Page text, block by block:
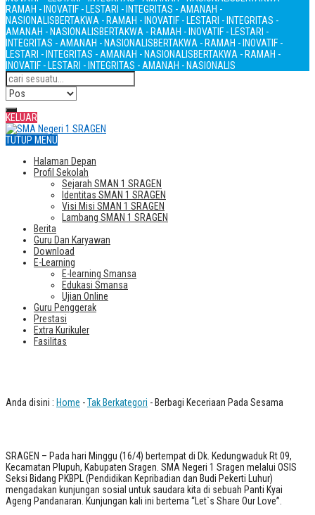
RAMAH - INOVATIF - LESTARI - INTEGRITAS - AMANAH -
NASIONALISBERTAKWA - RAMAH - INOVATIF - LESTARI - INTEGRITAS -
AMANAH - NASIONALISBERTAKWA - RAMAH - INOVATIF - LESTARI -
INTEGRITAS - AMANAH - NASIONALISBERTAKWA - RAMAH - INOVATIF -
LESTARI - INTEGRITAS - AMANAH - NASIONALISBERTAKWA - RAMAH -
INOVATIF - LESTARI - INTEGRITAS - AMANAH - NASIONALIS
KELUAR
TUTUP MENU
Halaman Depan
Profil Sekolah
Sejarah SMAN 1 SRAGEN
Identitas SMAN 1 SRAGEN
Visi Misi SMAN 1 SRAGEN
Lambang SMAN 1 SRAGEN
Berita
Guru Dan Karyawan
Download
E-Learning
E-learning Smansa
Edukasi Smansa
Ujian Online
Guru Penggerak
Prestasi
Extra Kurikuler
Fasilitas
Anda disini : Home -Tak Berkategori - Berbagi Keceriaan Pada Sesama
SRAGEN – Pada hari Minggu (16/4) bertempat di Dk. Kedungwaduk Rt 09,
Kecamatan Plupuh, Kabupaten Sragen. SMA Negeri 1 Sragen melalui OSIS
Seksi Bidang PKBPL (Pendidikan Kepribadian dan Budi Pekerti Luhur)
mengadakan kunjungan sosial untuk saudara kita di sebuah Panti Kyai
Ageng Pandanaran. Kunjungan kali ini bertema “Let`s Share Our Love”.